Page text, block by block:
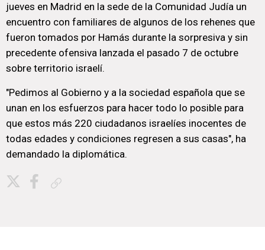
jueves en Madrid en la sede de la Comunidad Judía un
encuentro con familiares de algunos de los rehenes que
fueron tomados por Hamás durante la sorpresiva y sin
precedente ofensiva lanzada el pasado 7 de octubre
sobre territorio israelí.
"Pedimos al Gobierno y a la sociedad española que se
unan en los esfuerzos para hacer todo lo posible para
que estos más 220 ciudadanos israelíes inocentes de
todas edades y condiciones regresen a sus casas", ha
demandado la diplomática.